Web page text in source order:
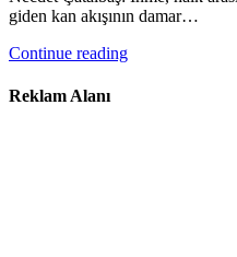
giden kan akışının damar…
Continue reading
Reklam Alanı